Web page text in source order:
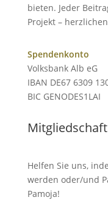
bieten. Jeder
Projekt –
Spendenkonto
Volksbank Alb eG
IBAN DE67 6309
BIC GENODES1LAI
Helfen Sie uns,
werden oder/und
Pamoja!